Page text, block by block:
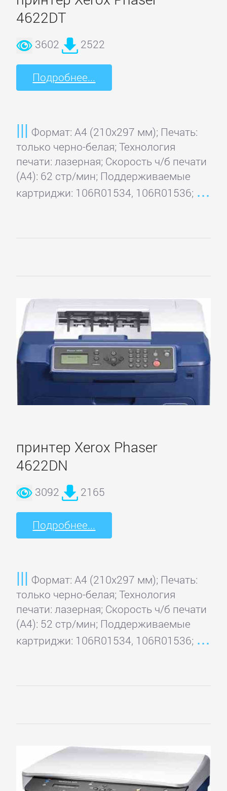
4622DT
3602 2522
Подробнее...
Формат: A4 (210x297 мм); Печать:
только черно-белая; Технология
печати: лазерная; Скорость ч/б печати
(А4): 62 стр/мин; Поддерживаемые
картриджи: 106R01534, 106R01536;
принтер Xerox Phaser
4622DN
3092 2165
Подробнее...
Формат: A4 (210x297 мм); Печать:
только черно-белая; Технология
печати: лазерная; Скорость ч/б печати
(А4): 52 стр/мин; Поддерживаемые
картриджи: 106R01534, 106R01536;